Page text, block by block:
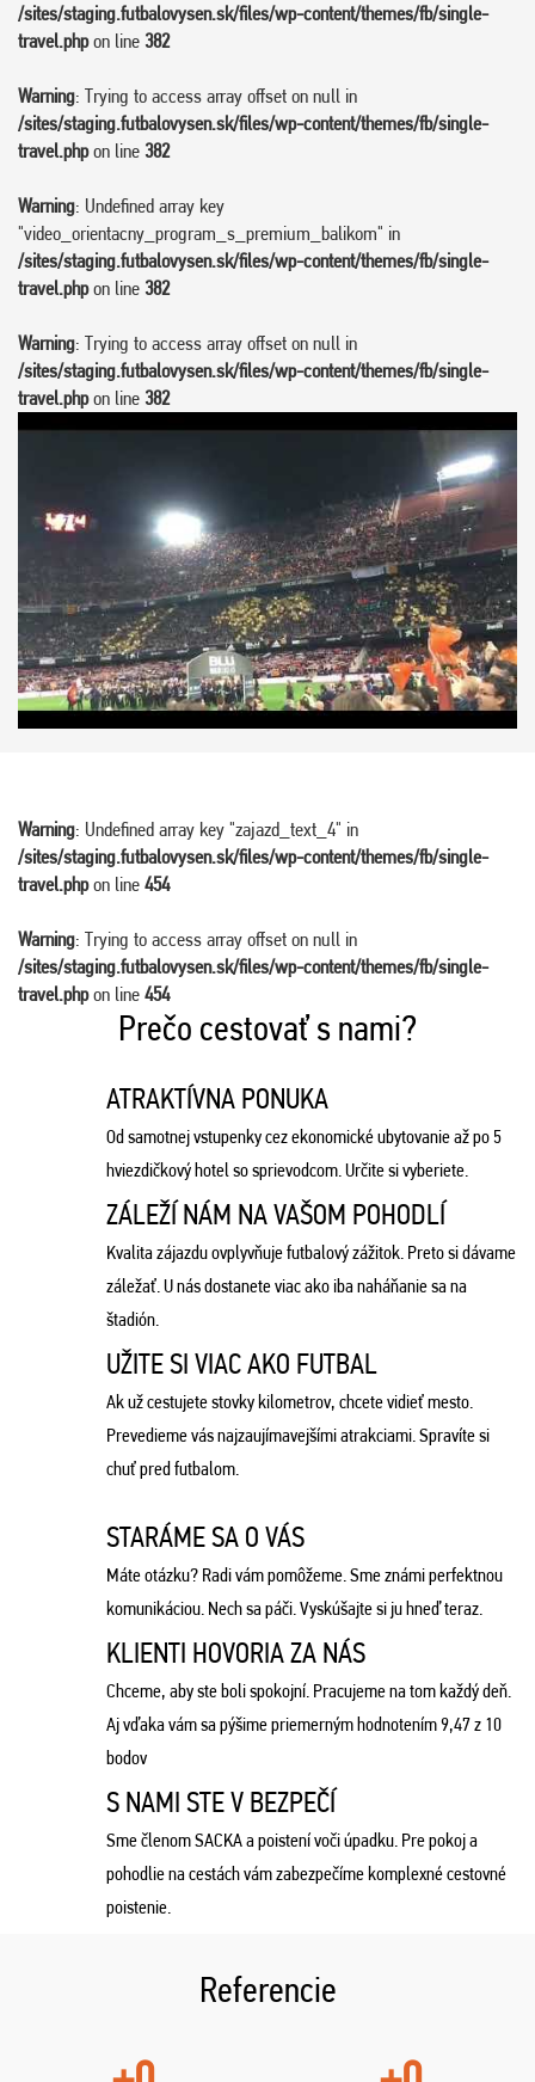
/sites/staging.futbalovysen.sk/files/wp-content/themes/fb/single-
travel.phpon line 382
Warning: Trying to access array offset on null in
/sites/staging.futbalovysen.sk/files/wp-content/themes/fb/single-
travel.phpon line 382
Warning: Undefined array key
"video_orientacny_program_s_premium_balikom" in
/sites/staging.futbalovysen.sk/files/wp-content/themes/fb/single-
travel.phpon line 382
Warning: Trying to access array offset on null in
/sites/staging.futbalovysen.sk/files/wp-content/themes/fb/single-
travel.phpon line 382
Warning: Undefined array key "zajazd_text_4" in
/sites/staging.futbalovysen.sk/files/wp-content/themes/fb/single-
travel.phpon line 454
Warning: Trying to access array offset on null in
/sites/staging.futbalovysen.sk/files/wp-content/themes/fb/single-
travel.phpon line 454
Prečo cestovať s nami?
ATRAKTÍVNA PONUKA
Od samotnej vstupenky cez ekonomické ubytovanie až po 5
hviezdičkový hotel so sprievodcom. Určite si vyberiete.
ZÁLEŽÍ NÁM NA VAŠOM POHODLÍ
Kvalita zájazdu ovplyvňuje futbalový zážitok. Preto si dávame
záležať. U nás dostanete viac ako iba naháňanie sa na
štadión.
UŽITE SI VIAC AKO FUTBAL
Ak už cestujete stovky kilometrov, chcete vidieť mesto.
Prevedieme vás najzaujímavejšími atrakciami. Spravíte si
chuť pred futbalom.
STARÁME SA O VÁS
Máte otázku? Radi vám pomôžeme. Sme známi perfektnou
komunikáciou. Nech sa páči. Vyskúšajte si ju hneď teraz.
KLIENTI HOVORIA ZA NÁS
Chceme, aby ste boli spokojní. Pracujeme na tom každý deň.
Aj vďaka vám sa pýšime priemerným hodnotením 9,47 z 10
bodov
S NAMI STE V BEZPEČÍ
Sme členom SACKA a poistení voči úpadku. Pre pokoj a
pohodlie na cestách vám zabezpečíme komplexné cestovné
poistenie.
Referencie